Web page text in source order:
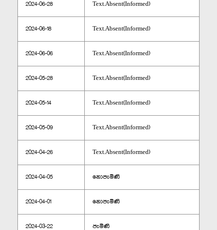
2024-06-28 Text.Absent(Informed)
2024-06-18 Text.Absent(Informed)
2024-06-06 Text.Absent(Informed)
2024-05-28 Text.Absent(Informed)
2024-05-14 Text.Absent(Informed)
2024-05-09 Text.Absent(Informed)
2024-04-26 Text.Absent(Informed)
2024-04-05 නොපැමිණි
2024-04-01 නොපැමිණි
2024-03-22 පැමිණි